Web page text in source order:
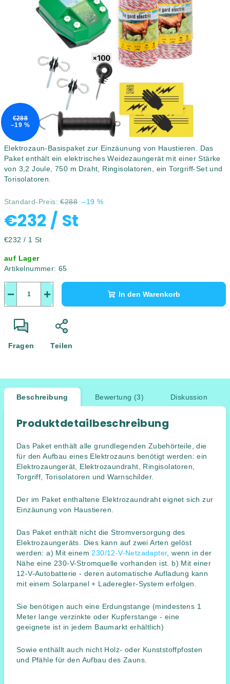
Elektrozaun-Basispaket zur Einzäunung von Haustieren. Das
Paket enthält ein elektrisches Weidezaungerät mit einer Stärke
von 3,2 Joule, 750 m Draht, Ringisolatoren, ein Torgriff-Set und
Torisolatoren.
Standard-Preis: €288 –19 %
€232 / St
Verkaufspreis:
€232 / 1 St
auf Lager
Artikelnummer: 65
+
− In den Warenkorb
Fragen Teilen
4,7
von
5
Sternen.
€288
–19 %
Beschreibung Bewertung (3) Diskussion
Produktdetailbeschreibung
Das Paket enthält alle grundlegenden Zubehörteile, die
für den Aufbau eines Elektrozauns benötigt werden: ein
Elektrozaungerät, Elektrozaundraht, Ringisolatoren,
Torgriff, Torisolatoren und Warnschilder.
Der im Paket enthaltene Elektrozaundraht eignet sich zur
Einzäunung von Haustieren.
Das Paket enthält nicht die Stromversorgung des
Elektrozaungeräts. Dies kann auf zwei Arten gelöst
werden: a) Mit einem 230/12-V-Netzadapter, wenn in der
Nähe eine 230-V-Stromquelle vorhanden ist. b) Mit einer
12-V-Autobatterie - deren automatische Aufladung kann
mit einem Solarpanel + Laderegler-System erfolgen.
Sie benötigen auch eine Erdungstange (mindestens 1
Meter lange verzinkte oder Kupferstange - eine
geeignete ist in jedem Baumarkt erhältlich)
Sowie enthällt auch nicht Holz- oder Kunststoffpfosten
und Pfähle für den Aufbau des Zauns.